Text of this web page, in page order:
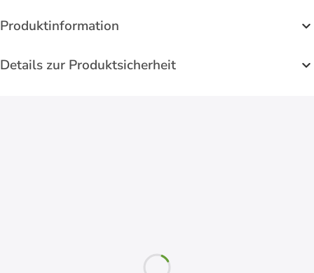
Produktinformation
Details zur Produktsicherheit